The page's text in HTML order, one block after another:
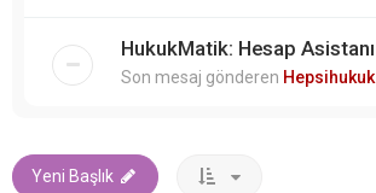
HukukMatik: Hesap Asistanı
Son mesaj gönderen Hepsihukuk
Yeni Başlık